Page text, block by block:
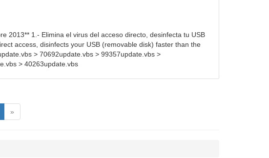
2013** 1.- Elimina el virus del acceso directo, desinfecta tu USB
access, disinfects your USB (removable disk) faster than the
> 70692update.vbs > 99357update.vbs >
> 40263update.vbs
»